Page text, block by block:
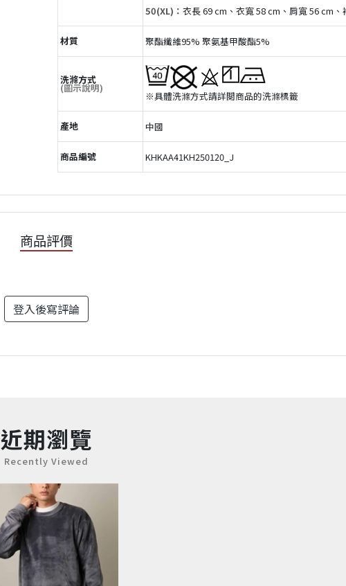
50(XL)：衣長 69 cm、衣寬 58 cm、肩寬 56 cm、
材質 聚酯纖維95% 聚氨基甲酸酯5%
洗滌方式
(圖示說明)
※具體洗滌方式請詳閲商品的洗滌標籤
產地 中國
商品編號 KHKAA41KH250120_J
商品評價
登入後寫評論
近期瀏覽
Recently Viewed